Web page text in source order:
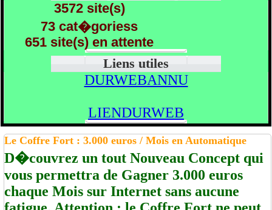
3572 site(s)
73 cat�goriess
651 site(s) en attente
Liens utiles
DURWEBANNU
LIENDURWEB
Le Coffre Fort : 3.000 euros / Mois en Automatique
D�couvrez un tout Nouveau Concept qui
vous permettra de Gagner 3.000 euros
chaque Mois sur Internet sans aucune